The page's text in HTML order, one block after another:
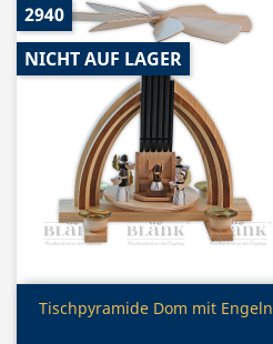
Vorschau
Tischpyramide Dom mit Engeln
2940
NICHT AUF LAGER